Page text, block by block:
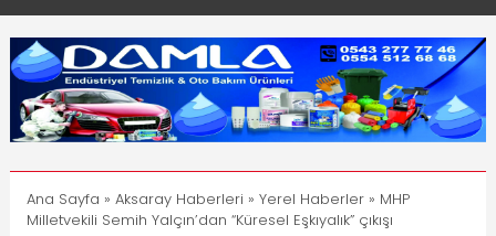
16:00
Aksaray Esnaf Rehberi ile Google ve Yapay Zeka
Aramalarında Öne Çıkın
8:23 Aksaray Esnaf Rehberi Hizmete Girdi
11:30
Birlikhaber.com Yayın Hayatına Başladı | Hızlı ve
Akıllı Haber Platformu
13:33 Taşımacılıkta Dijital Devrim: Rota Sepetim
Ana Sayfa » Aksaray Haberleri » Yerel Haberler» MHP
Milletvekili Semih Yalçın’dan “Küresel Eşkıyalık” çıkışı